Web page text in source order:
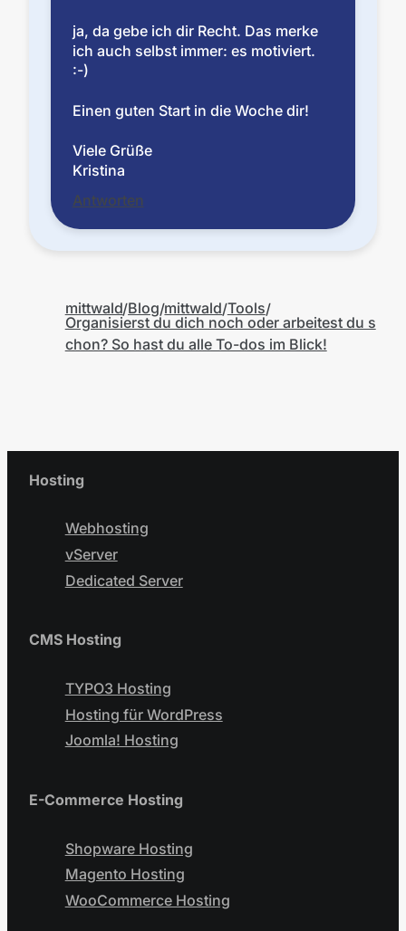
ja, da gebe ich dir Recht. Das merke
ich auch selbst immer: es motiviert.
:-)
Einen guten Start in die Woche dir!
Viele Grüße
Kristina
Antworten
mittwald Blog mittwald Tools
Organisierst du dich noch oder arbeitest du s
chon? So hast du alle To-dos im Blick!
Hosting
Webhosting
vServer
Dedicated Server
CMS Hosting
TYPO3 Hosting
Hosting für WordPress
Joomla! Hosting
E-Commerce Hosting
Shopware Hosting
Magento Hosting
WooCommerce Hosting